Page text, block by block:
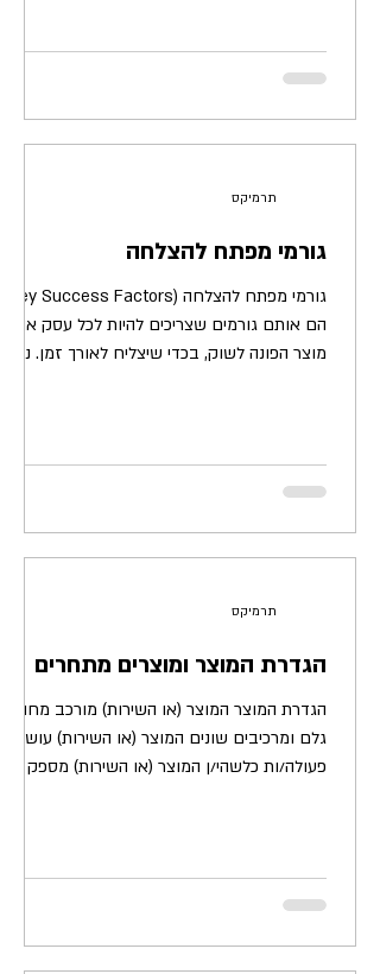
גורמי מפתח להצלחה
הם אותם גורמים שצריכים להיות לכל עסק או
מוצר הפונה לשוק, בכדי שיצליח לאורך זמן. ניתן
תרמיקס
הגדרת המוצר ומוצרים מתחרים
הגדרת המוצר המוצר (או השירות) מורכב מחומרי
גלם ומרכיבים שונים המוצר (או השירות) עושה
פעולה/ות כלשהי/ן המוצר (או השירות) מספק
תרמיקס